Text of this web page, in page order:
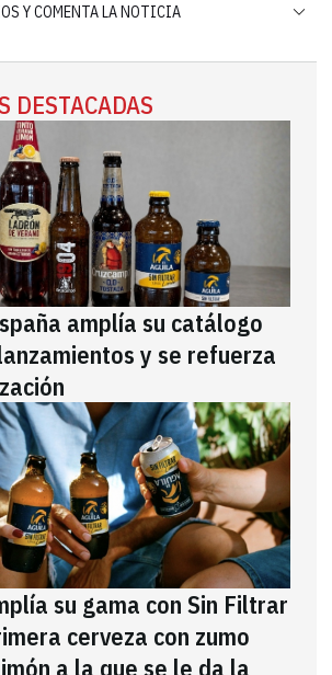
Y COMENTA LA NOTICIA
DESTACADAS
amplía su catálogo
y se refuerza
su gama con Sin Filtrar
cerveza con zumo
a la que se le da la